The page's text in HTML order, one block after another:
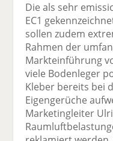
Die als sehr
EC1
sollen zudem
Rahmen der
Markteinführung
viele Bodenleger
Kleber bereits bei
Eigengerüche
Marketingleiter